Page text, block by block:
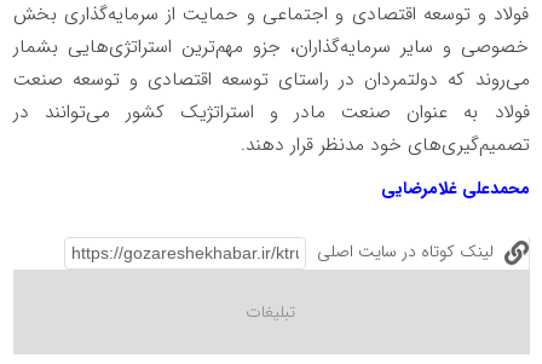
فولاد ‌‌‌‌‌و توسعه اقتصادی و اجتماعی و حمایت از سرمایه‌‌‌‌‌گذاری بخش
‌خصوصی و سایر سرمایه‌‌‌‌‌گذاران، جزو مهم‌‌‌‌‌ترین استراتژی‌‌‌‌‌هایی بشمار
می‌‌‌‌‌روند که دولتمردان در راستای توسعه اقتصادی و توسعه صنعت
فولاد به عنوان صنعت مادر و استراتژیک کشور می‌توانند در
تصمیم‌گیری‌های خود مدنظر قرار دهند.
محمدعلی غلامرضایی
لینک کوتاه در سایت اصلی